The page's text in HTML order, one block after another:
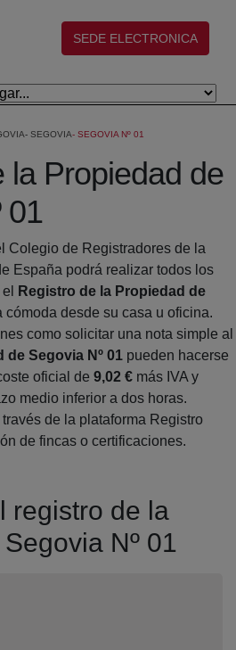
(abre en nueva ventana)
SEDE ELECTRONICA
SEGOVIA SEGOVIA Nº 01
la Propiedad de
01
Colegio de Registradores de la
España podrá realizar todos los
Registro de la Propiedad de
cómoda desde su casa u oficina.
como solicitar una nota simple al
de Segovia Nº 01 pueden hacerse
oficial de 9,02 € más IVA y
medio inferior a dos horas.
de la plataforma Registro
de fincas o certificaciones.
registro de la
Nº 01
nueva